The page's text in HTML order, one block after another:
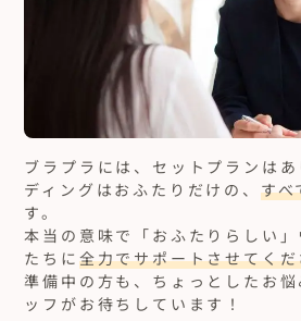
ブラプラには、セットプランは
ディングはおふたりだけの、 すべ
す。
本当の意味で「おふたりらしい
たちに 全力でサポートさせてく
準備中の方も、ちょっとしたお
ッフがお待ちしています！